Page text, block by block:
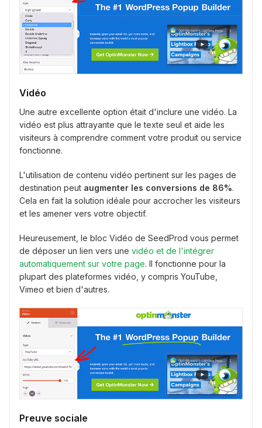
Vidéo
Une autre excellente option était d'inclure une vidéo. La
vidéo est plus attrayante que le texte seul et aide les
visiteurs à comprendre comment votre produit ou service
fonctionne.
L'utilisation de contenu vidéo pertinent sur les pages de
destination peut augmenter les conversions de 86%.
Cela en fait la solution idéale pour accrocher les visiteurs
et les amener vers votre objectif.
Heureusement, le bloc Vidéo de SeedProd vous permet
de déposer un lien vers une vidéo et de l'intégrer
automatiquement sur votre page. Il fonctionne pour la
plupart des plateformes vidéo, y compris YouTube,
Vimeo et bien d'autres.
Preuve sociale